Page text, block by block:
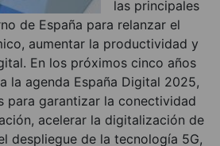
las principales
de España para relanzar el
aumentar la productividad y
En los próximos cinco años
la agenda España Digital 2025,
para garantizar la conectividad
acelerar la digitalización de
despliegue de la tecnología 5G,